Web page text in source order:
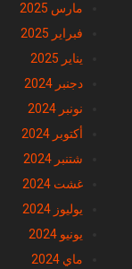
مارس 2025
فبراير 2025
يناير 2025
دجنبر 2024
نونبر 2024
أكتوبر 2024
شتنبر 2024
غشت 2024
يوليوز 2024
يونيو 2024
ماي 2024